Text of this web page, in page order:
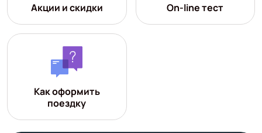
Акции и скидки On-line тест
Как оформить
поездку